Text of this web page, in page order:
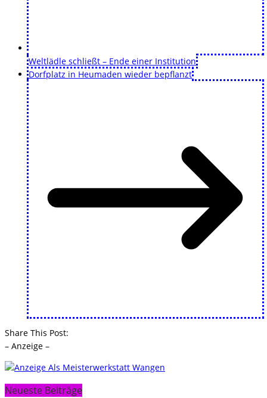
Weltlädle schließt – Ende einer Institution
Dorfplatz in Heumaden wieder bepflanzt
Share This Post:
– Anzeige –
Neueste Beiträge